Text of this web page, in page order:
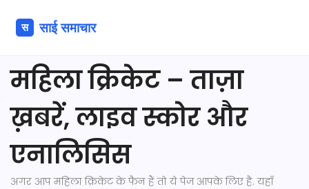
महिला क्रिकेट – ताज़ा
ख़बरें, लाइव स्कोर और
एनालिसिस
अगर आप महिला क्रिकेट के फैन हैं तो ये पेज आपके लिए है. यहाँ